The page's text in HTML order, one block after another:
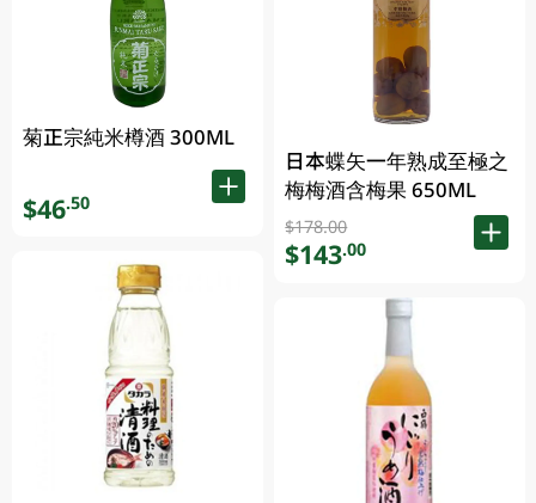
菊正宗純米樽酒 300ML
$46.50
日本蝶矢一年熟成至極之
梅梅酒含梅果 650ML
$178.00
$143.00